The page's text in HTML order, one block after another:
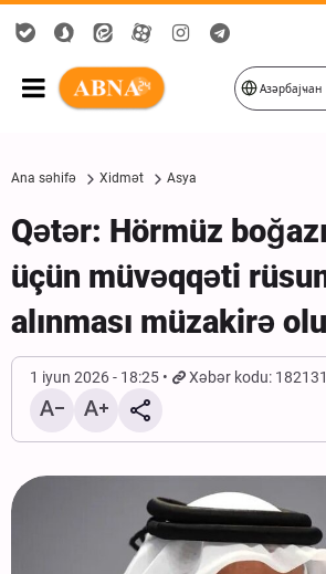
Азәрбајҹан
Ana səhifə Xidmət Asya
Qətər: Hörmüz
üçün müvəqqəti
alınması müzakirə
1 iyun 2026 - 18:25 Xəbər kodu: